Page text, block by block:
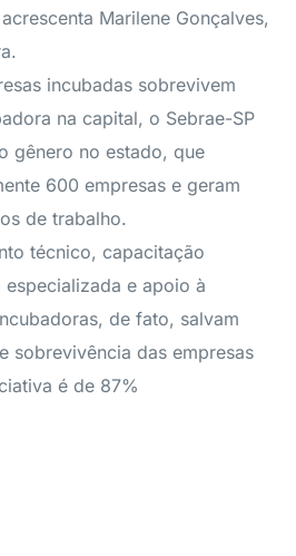
Marilene Gonçalves,
incubadas sobrevivem
na capital, o Sebrae-SP
gênero no estado, que
600 empresas e geram
de trabalho.
técnico, capacitação
e apoio à
de fato, salvam
sobrevivência das empresas
é de 87%